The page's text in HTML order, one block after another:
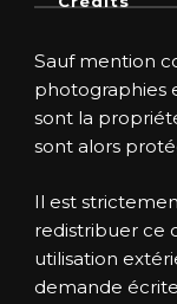
Sauf mention
photographies
sont la
sont alors
Il est
redistribuer ce
utilisation
demande